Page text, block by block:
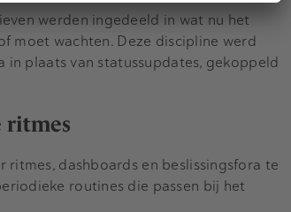
werden ingedeeld in wat nu het
moet wachten. Deze discipline werd
plaats van statussupdates, gekoppeld
ritmes
ritmes, dashboards en beslissingsfora te
routines die passen bij het